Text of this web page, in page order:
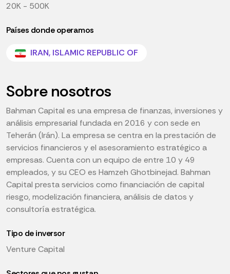
20K - 500K
Países donde operamos
IRAN, ISLAMIC REPUBLIC OF
Sobre nosotros
Bahman Capital es una empresa de finanzas, inversiones y
análisis empresarial fundada en 2016 y con sede en
Teherán (Irán). La empresa se centra en la prestación de
servicios financieros y el asesoramiento estratégico a
empresas. Cuenta con un equipo de entre 10 y 49
empleados, y su CEO es Hamzeh Ghotbinejad. Bahman
Capital presta servicios como financiación de capital
riesgo, modelización financiera, análisis de datos y
consultoría estratégica.
Tipo de inversor
Venture Capital